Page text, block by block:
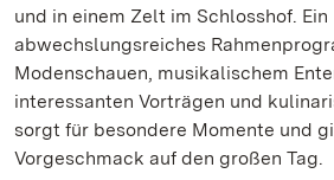
und in einem Zelt im Schlosshof. Ein
abwechslungsreiches
Modenschauen, musikalischem
interessanten Vorträgen und
sorgt für besondere Momente und
Vorgeschmack auf den großen Tag.